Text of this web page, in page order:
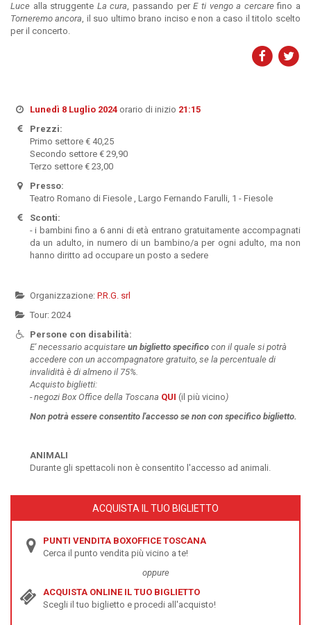
Luce alla struggente La cura, passando perE ti vengo a cercarefino a
Torneremo ancora, il suo ultimo brano inciso e non a caso il titolo scelto
per il concerto.
Lunedì 8 Luglio 2024orario di inizio 21:15
Prezzi:
Primo settore € 40,25
Secondo settore € 29,90
Terzo settore € 23,00
Presso:
Teatro Romano di Fiesole , Largo Fernando Farulli, 1 - Fiesole
Sconti:
- i bambini fino a 6 anni di età entrano gratuitamente accompagnati
da un adulto, in numero di un bambino/a per ogni adulto, ma non
hanno diritto ad occupare un posto a sedere
Organizzazione: P.R.G. srl
Tour: 2024
Persone con disabilità:
E' necessario acquistare un biglietto specificocon il quale si potrà
accedere con un accompagnatore gratuito, se la percentuale di
invalidità è di almeno il 75%.
Acquisto biglietti:
-negozi Box Office della Toscana QUI (il più vicino)
Non potrà essere consentito l'accesso se non con specifico biglietto.
ANIMALI
Durante gli spettacoli non è consentito l'accesso ad animali.
ACQUISTA IL TUO BIGLIETTO
PUNTI VENDITA BOXOFFICE TOSCANA
Cerca il punto vendita più vicino a te!
oppure
ACQUISTA ONLINE IL TUO BIGLIETTO
Scegli il tuo biglietto e procedi all'acquisto!